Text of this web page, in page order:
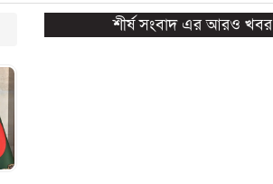
শীর্ষ সংবাদ এর আরও খবর